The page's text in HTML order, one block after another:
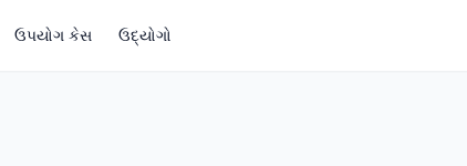
ઉપયોગ કેસ ઉદ્યોગો